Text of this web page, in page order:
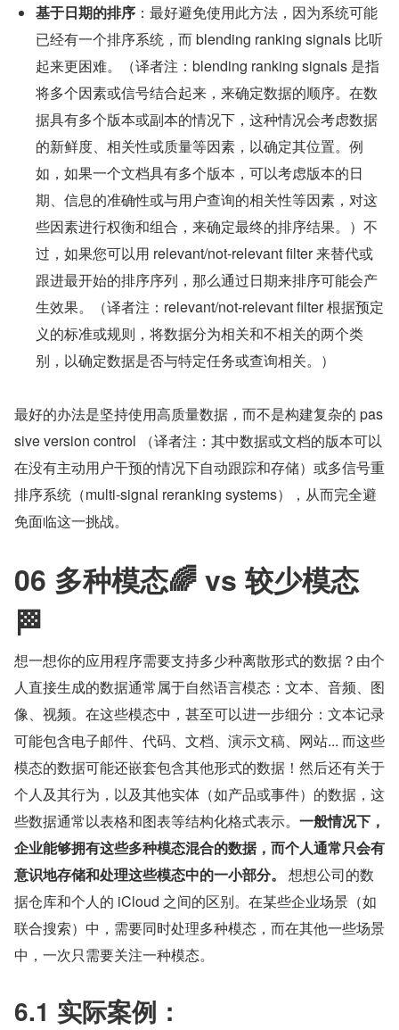
基于日期的排序 ：最好避免使用此方法，因为系统可能
已经有一个排序系统，而 blending ranking signals 比听
起来更困难。（译者注：blending ranking signals 是指
将多个因素或信号结合起来，来确定数据的顺序。在数
据具有多个版本或副本的情况下，这种情况会考虑数据
的新鲜度、相关性或质量等因素，以确定其位置。例
如，如果一个文档具有多个版本，可以考虑版本的日
期、信息的准确性或与用户查询的相关性等因素，对这
些因素进行权衡和组合，来确定最终的排序结果。）不
过，如果您可以用 relevant/not-relevant filter 来替代或
跟进最开始的排序序列，那么通过日期来排序可能会产
生效果。（译者注：relevant/not-relevant filter 根据预定
义的标准或规则，将数据分为相关和不相关的两个类
别，以确定数据是否与特定任务或查询相关。）
最好的办法是坚持使用高质量数据，而不是构建复杂的 pas
sive version control （译者注：其中数据或文档的版本可以
在没有主动用户干预的情况下自动跟踪和存储）或多信号重
排序系统（multi-signal reranking systems），从而完全避
免面临这一挑战。
06 多种模态🌈 vs 较少模态
🏁
想一想你的应用程序需要支持多少种离散形式的数据？由个
人直接生成的数据通常属于自然语言模态：文本、音频、图
像、视频。在这些模态中，甚至可以进一步细分：文本记录
可能包含电子邮件、代码、文档、演示文稿、网站... 而这些
模态的数据可能还嵌套包含其他形式的数据！然后还有关于
个人及其行为，以及其他实体（如产品或事件）的数据，这
些数据通常以表格和图表等结构化格式表示。 一般情况下，
企业能够拥有这些多种模态混合的数据，而个人通常只会有
意识地存储和处理这些模态中的一小部分。
想想公司的数
据仓库和个人的 iCloud 之间的区别。在某些企业场景（如
联合搜索）中，需要同时处理多种模态，而在其他一些场景
中，一次只需要关注一种模态。
6.1 实际案例：